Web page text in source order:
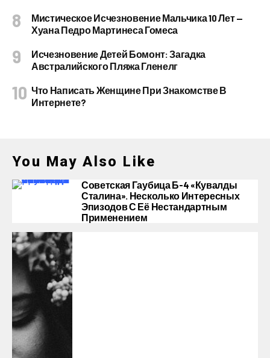
Мистическое Исчезновение Мальчика 10 Лет —
Хуана Педро Мартинеса Гомеса
Исчезновение Детей Бомонт: Загадка
Австралийского Пляжа Гленелг
Что Написать Женщине При Знакомстве В
Интернете?
You May Also Like
Советская Гаубица Б-4 «Кувалды
Сталина». Несколько Интересных
Эпизодов С Её Нестандартным
Применением